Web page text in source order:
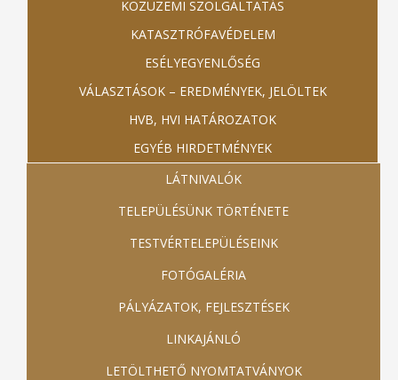
KÖZÜZEMI SZOLGÁLTATÁS
KATASZTRÓFAVÉDELEM
ESÉLYEGYENLŐSÉG
VÁLASZTÁSOK – EREDMÉNYEK, JELÖLTEK
HVB, HVI HATÁROZATOK
EGYÉB HIRDETMÉNYEK
LÁTNIVALÓK
TELEPÜLÉSÜNK TÖRTÉNETE
TESTVÉRTELEPÜLÉSEINK
FOTÓGALÉRIA
PÁLYÁZATOK, FEJLESZTÉSEK
LINKAJÁNLÓ
LETÖLTHETŐ NYOMTATVÁNYOK